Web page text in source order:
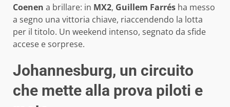
Coenen a brillare: in MX2, Guillem Farrés ha messo
a segno una vittoria chiave, riaccendendo la lotta
per il titolo. Un weekend intenso, segnato da sfide
accese e sorprese.
Johannesburg, un circuito
che mette alla prova piloti e